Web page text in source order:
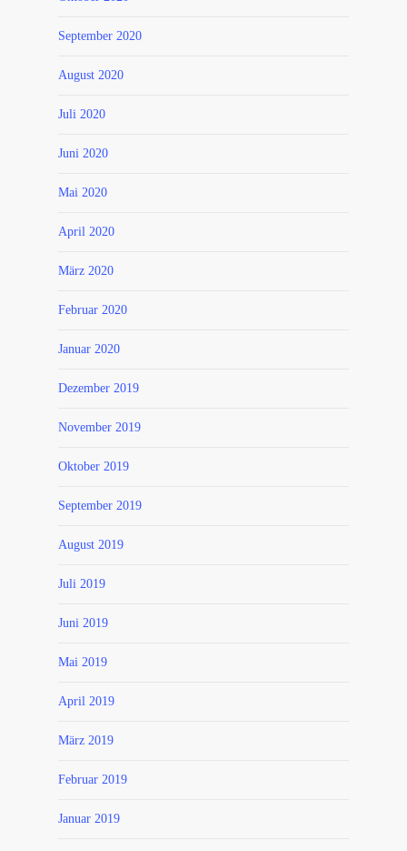
September 2020
August 2020
Juli 2020
Juni 2020
Mai 2020
April 2020
März 2020
Februar 2020
Januar 2020
Dezember 2019
November 2019
Oktober 2019
September 2019
August 2019
Juli 2019
Juni 2019
Mai 2019
April 2019
März 2019
Februar 2019
Januar 2019